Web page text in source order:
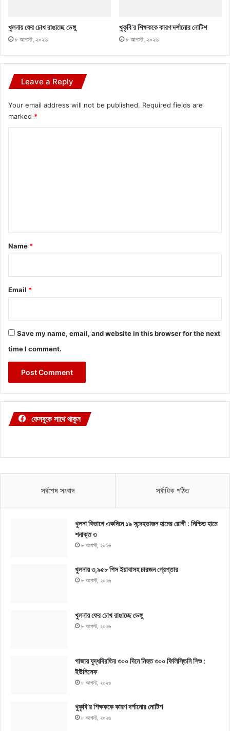
খুলনায় ফের চোখ রাঙাচ্ছে ডেঙ্গু
৮ আগস্ট, ২০২৬
খুকৃবি’র শিক্ষককে কারণ দর্শানোর নোটিশ
৮ আগস্ট, ২০২৬
Leave a Reply
Your email address will not be published. Required fields are
marked *
*
Name *
Email *
Save my name, email, and website in this browser for the next
time I comment.
ফেসবুকে সাথে থাকুন
সর্বশেষ সংবাদ সর্বাধিক পঠিত
খুলনা বিভাগে একদিনে ১৯ সন্দেহভাজন হামের রোগী : নিশ্চিত হামে
শনাক্ত ৩
৮ আগস্ট, ২০২৬
খুলনায় ৩,৯৫৮ পিস ইয়াবাসহ চারজন গ্রেপ্তার
৮ আগস্ট, ২০২৬
খুলনায় ফের চোখ রাঙাচ্ছে ডেঙ্গু
৮ আগস্ট, ২০২৬
গাজায় যুদ্ধবিরতির ৩০০ দিনে নিহত ৩০০ ফিলিস্তিনি শিশু :
ইউনিসেফ
৮ আগস্ট, ২০২৬
খুকৃবি’র শিক্ষককে কারণ দর্শানোর নোটিশ
৮ আগস্ট, ২০২৬